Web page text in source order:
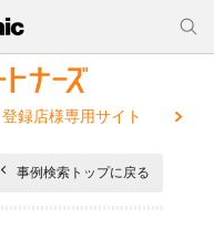
登録店様専用サイト
事例検索トップに戻る